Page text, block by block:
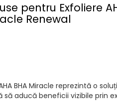
pentru Exfoliere
Renewal
BHA Miracle reprezintă o
să aducă beneficii vizibile prin